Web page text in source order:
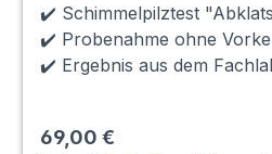
✔️ Schimmelpilztest
✔️ Probenahme ohne
✔️ Ergebnis aus dem
69,00 €